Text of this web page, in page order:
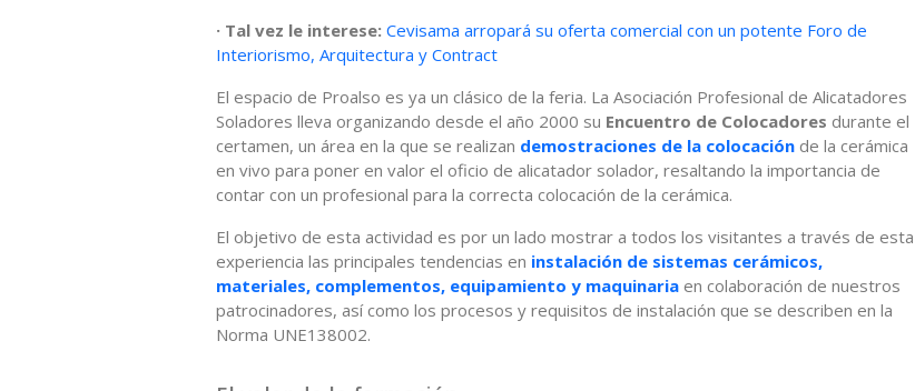
· Tal vez le interese: Cevisama arropará su oferta comercial con un potente Foro de
Interiorismo, Arquitectura y Contract
El espacio de Proalso es ya un clásico de la feria. La Asociación Profesional de Alicatadores
Soladores lleva organizando desde el año 2000 su Encuentro de Colocadores durante el
certamen, un área en la que se realizan demostraciones de la colocación de la cerámica
en vivo para poner en valor el oficio de alicatador solador, resaltando la importancia de
contar con un profesional para la correcta colocación de la cerámica.
El objetivo de esta actividad es por un lado mostrar a todos los visitantes a través de esta
experiencia las principales tendencias en instalación de sistemas cerámicos,
materiales, complementos, equipamiento y maquinaria en colaboración de nuestros
patrocinadores, así como los procesos y requisitos de instalación que se describen en la
Norma UNE138002.